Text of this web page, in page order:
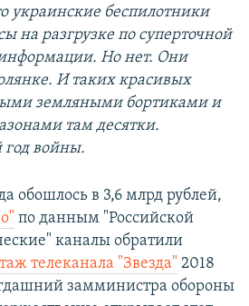
украинские беспилотники
на разгрузке по суперточной
Но нет. Они
И таких красивых
земляными бортиками и
там десятки.
год войны.
обошлось в 3,6 млрд рублей,
по данным "Российской
каналы обратили
телеканала "Звезда" 2018
замминистра обороны